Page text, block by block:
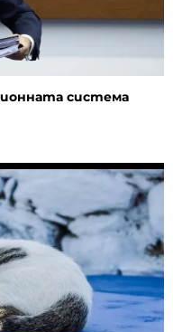
система